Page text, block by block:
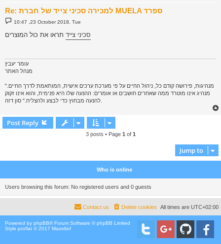
Re: למכירה סכיני צייד של חברת MUELA ספרד
P
o
t
10:47 ,23 October 2018, Tue
סכיני צייד
עומר יעבץ
מנהל האתר
"מנהיגות, פירושה קודם כל, ניהול החיים על פי מערכת ערכים אישית, המותאמת לדרך החיים.
מנהיג אינו מוטרד ממה שאחרים חושבים או אומרים: ההנעה שלו היא פנימית, והוא אינו זקוק
Post Reply
3 posts • Page 1 of 1
Jump to
Who is online
Users browsing this forum: No registered users and 0 guests
All times are UTC+02:00
Delete cookies
Contact us
Powered by phpBB® Forum Software © phpBB Limited
Style proflat © 2017 Mazeltof